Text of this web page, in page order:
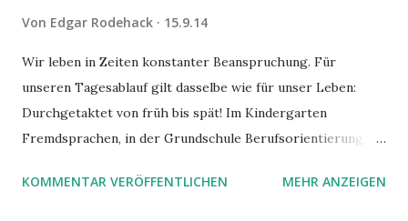
Von Edgar Rodehack 15.9.14
Wir leben in Zeiten konstanter Beanspruchung. Für
unseren Tagesablauf gilt dasselbe wie für unser Leben:
Durchgetaktet von früh bis spät! Im Kindergarten
Fremdsprachen, in der Grundschule Berufsorientierung,
mit Auslandssemester. Einstieg in den Traumjob, die ersten
KOMMENTAR VERÖFFENTLICHEN MEHR ANZEIGEN